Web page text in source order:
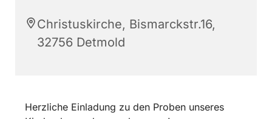
Christuskirche, Bismarckstr.16,
32756 Detmold
Herzliche Einladung zu den Proben unseres